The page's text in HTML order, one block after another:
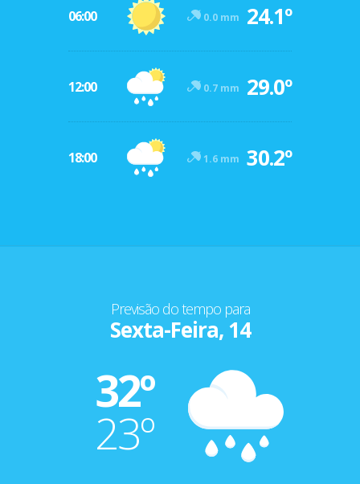
06:00 0.0 mm 24.1º
12:00 0.7 mm 29.0º
18:00 1.6 mm 30.2º
Previsão do tempo para
Sexta-Feira, 14
32º
23º